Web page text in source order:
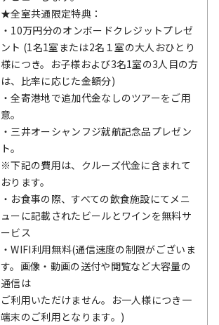
★全室共通限定特典：
・10万円分のオンボードクレジットプレゼ
ント (1名1室または2名１室の大人おひとり
様につき。お子様および3名1室の3人目の方
は、比率に応じた金額分)
・全寄港地で追加代金なしのツアーをご用
意。
・三井オーシャンフジ就航記念品プレゼン
ト。
※下記の費用は、クルーズ代金に含まれて
おります。
・お食事の際、すべての飲食施設にてメニ
ューに記載されたビールとワインを無料サ
ービス
・WIFI利用無料(通信速度の制限がございま
す。画像・動画の送付や閲覧など大容量の
通信は
ご利用いただけません。お一人様につき一
端末のご利用となります。)